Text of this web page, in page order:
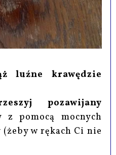
luźne krawędzie
pozawijany
pomocą mocnych
w rękach Ci nie